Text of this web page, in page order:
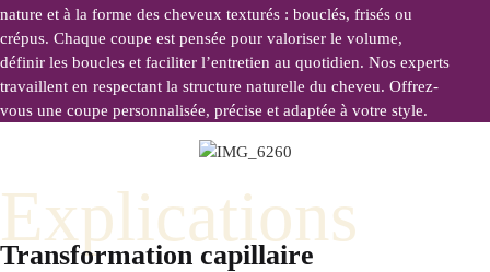
nature et à la forme des cheveux texturés : bouclés, frisés ou
crépus. Chaque coupe est pensée pour valoriser le volume,
définir les boucles et faciliter l’entretien au quotidien. Nos experts
travaillent en respectant la structure naturelle du cheveu. Offrez-
vous une coupe personnalisée, précise et adaptée à votre style.
Explications
Transformation capillaire